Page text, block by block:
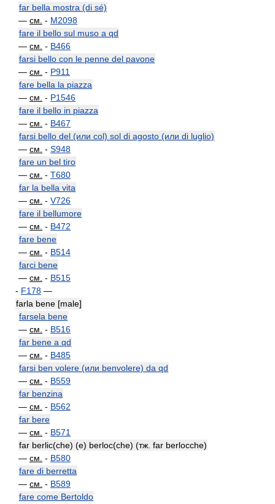
far bella mostra (di sé)
— см. - M2098
fare il bello sul muso a qd
— см. - B466
farsi bello con le penne del pavone
— см. - P911
fare bella la piazza
— см. - P1546
fare il bello in piazza
— см. - B467
farsi bello del (или col) sol di agosto (или di luglio)
— см. - S948
fare un bel tiro
— см. - T680
far la bella vita
— см. - V726
fare il bellumore
— см. - B472
fare bene
— см. - B514
farci bene
— см. - B515
- F178 —
farla bene [male]
farsela bene
— см. - B516
far bene a qd
— см. - B485
farsi ben volere (или benvolere) da qd
— см. - B559
far benzina
— см. - B562
far bere
— см. - B571
far berlic(che) (e) berloc(che) (тж. far berlocche)
— см. - B580
fare di berretta
— см. - B589
fare come Bertoldo